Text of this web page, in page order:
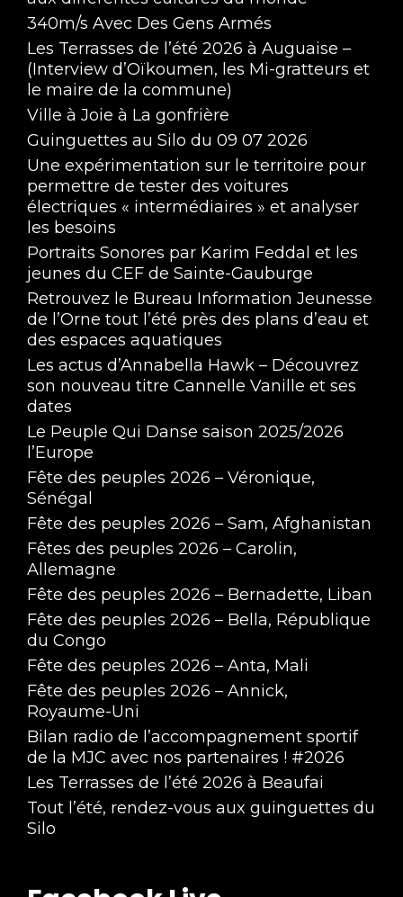
340m/s Avec Des Gens Armés
Les Terrasses de l’été 2026 à Auguaise –
(Interview d’Oïkoumen, les Mi-gratteurs et
le maire de la commune)
Ville à Joie à La gonfrière
Guinguettes au Silo du 09 07 2026
Une expérimentation sur le territoire pour
permettre de tester des voitures
électriques « intermédiaires » et analyser
les besoins
Portraits Sonores par Karim Feddal et les
jeunes du CEF de Sainte-Gauburge
Retrouvez le Bureau Information Jeunesse
de l’Orne tout l’été près des plans d’eau et
des espaces aquatiques
Les actus d’Annabella Hawk – Découvrez
son nouveau titre Cannelle Vanille et ses
dates
Le Peuple Qui Danse saison 2025/2026
l’Europe
Fête des peuples 2026 – Véronique,
Sénégal
Fête des peuples 2026 – Sam, Afghanistan
Fêtes des peuples 2026 – Carolin,
Allemagne
Fête des peuples 2026 – Bernadette, Liban
Fête des peuples 2026 – Bella, République
du Congo
Fête des peuples 2026 – Anta, Mali
Fête des peuples 2026 – Annick,
Royaume-Uni
Bilan radio de l’accompagnement sportif
de la MJC avec nos partenaires ! #2026
Les Terrasses de l’été 2026 à Beaufai
Tout l’été, rendez-vous aux guinguettes du
Silo